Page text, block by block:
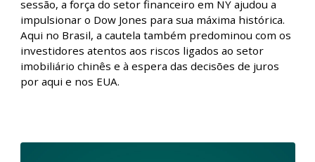
Fechamento de Mercado - Cautela pré-Fed